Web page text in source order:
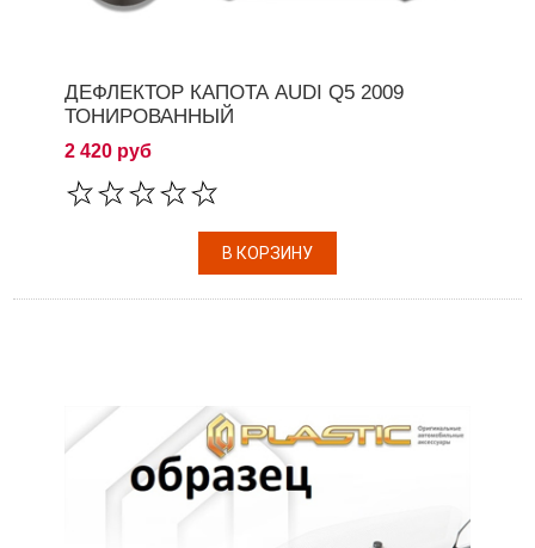
ДЕФЛЕКТОР КАПОТА AUDI Q5 2009
ТОНИРОВАННЫЙ
2 420 руб